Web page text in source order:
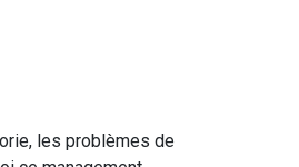
les problèmes de